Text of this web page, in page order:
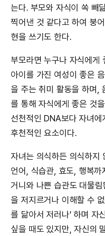
는다. 부모와 자식이 쏙 빼
찍어낸 것 같다고 하여 붕
현을 쓰기도 한다.
부모라면 누구나 자식에게
아이를 가진 여성이 좋은
을 주는 취미 활동을 하며,
를 통해 자식에게 좋은 것
선천적인 DNA보다 자녀에
후천적인 요소이다.
자녀는 의식하든 의식하지
언어, 식습관, 효도, 행복까
거니와 나쁜 습관도 대물
을 저지르거나 이해할 수
를 닮아서 저러나’ 하며 자
싶을 때도 있지만, 자신의